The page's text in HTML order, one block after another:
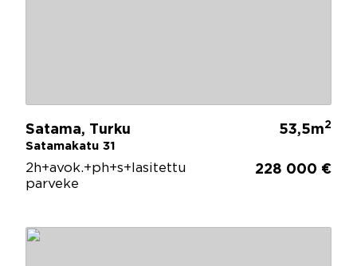
Satama, Turku
Satamakatu 31
53,5m2
2h+avok.+ph+s+lasitettu
parveke
228 000 €